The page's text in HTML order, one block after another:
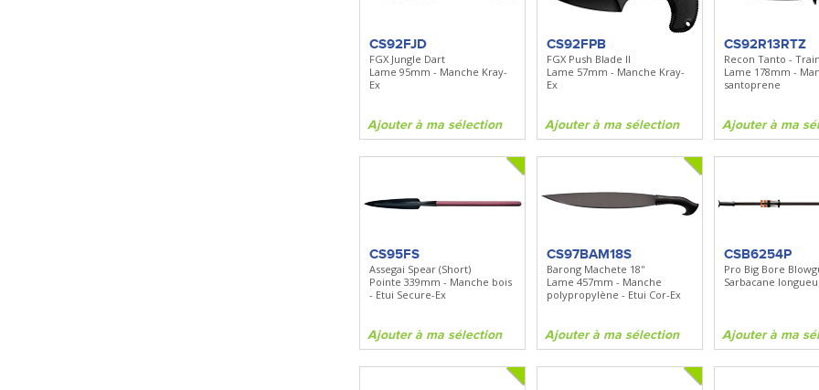
CS92FJD
FGX Jungle Dart
Lame 95mm - Manche Kray-
Ex
Ajouter à ma sélection
CS92FPB
FGX Push Blade II
Lame 57mm - Manche Kray-
Ex
Ajouter à ma sélection
CS92R13RTZ
Recon Tanto -
Lame 178mm -
santoprene
Ajouter à ma
CS95FS
Assegai Spear (Short)
Pointe 339mm - Manche bois
- Etui Secure-Ex
Ajouter à ma sélection
CS97BAM18S
Barong Machete 18''
Lame 457mm - Manche
polypropylène - Etui Cor-Ex
Ajouter à ma sélection
CSB6254P
Pro Big Bore
Sarbacane
Ajouter à ma